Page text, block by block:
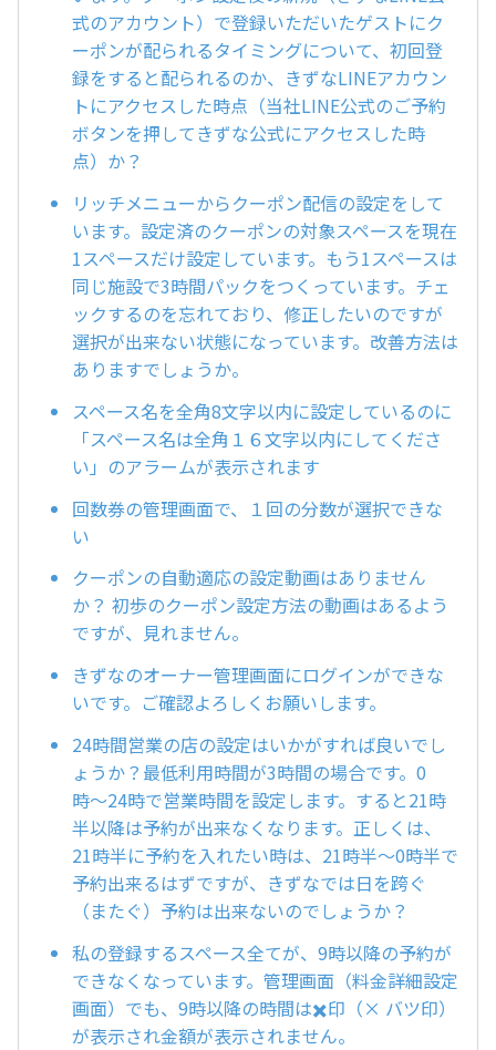
式のアカウント）で登録いただいたゲストにク
ーポンが配られるタイミングについて、初回登
録をすると配られるのか、きずなLINEアカウン
トにアクセスした時点（当社LINE公式のご予約
ボタンを押してきずな公式にアクセスした時
点）か？
リッチメニューからクーポン配信の設定をして
います。設定済のクーポンの対象スペースを現在
1スペースだけ設定しています。もう1スペースは
同じ施設で3時間パックをつくっています。チェ
ックするのを忘れており、修正したいのですが
選択が出来ない状態になっています。改善方法は
ありますでしょうか。
スペース名を全角8文字以内に設定しているのに
「スペース名は全角１６文字以内にしてくださ
い」のアラームが表示されます
回数券の管理画面で、１回の分数が選択できな
い
クーポンの自動適応の設定動画はありません
か？ 初歩のクーポン設定方法の動画はあるよう
ですが、見れません。
きずなのオーナー管理画面にログインができな
いです。ご確認よろしくお願いします。
24時間営業の店の設定はいかがすれば良いでし
ょうか？最低利用時間が3時間の場合です。0
時〜24時で営業時間を設定します。すると21時
半以降は予約が出来なくなります。正しくは、
21時半に予約を入れたい時は、21時半〜0時半で
予約出来るはずですが、きずなでは日を跨ぐ
（またぐ）予約は出来ないのでしょうか？
私の登録するスペース全てが、9時以降の予約が
できなくなっています。管理画面（料金詳細設定
画面）でも、9時以降の時間は✖️印（× バツ印）
が表示され金額が表示されません。